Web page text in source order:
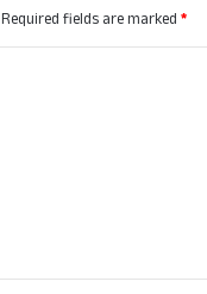
Required fields are marked*